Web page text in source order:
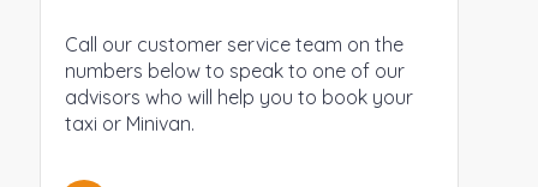
Call our customer service team on the
numbers below to speak to one of our
advisors who will help you to book your
taxi or Minivan.